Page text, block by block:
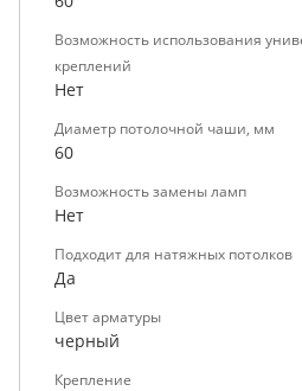
Возможность использования
креплений
Нет
Диаметр потолочной чаши, мм
60
Возможность замены ламп
Нет
Подходит для натяжных потолков
Да
Цвет арматуры
черный
Крепление